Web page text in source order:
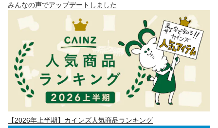
みんなの声でアップデートしました
【2026年上半期】カインズ人気商品ランキング